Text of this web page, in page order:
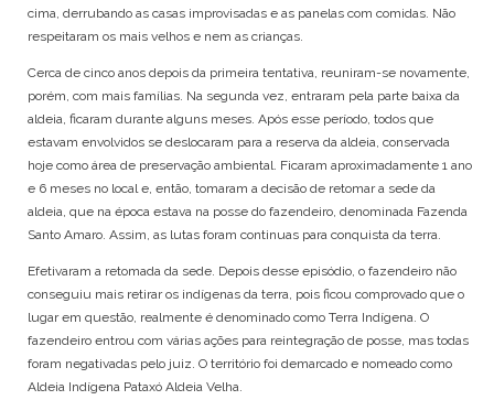
TIKUNA
TUPINAMBÁ
TUXÁ
WAPICHANA
WASSU COCAL
cima, derrubando as casas improvisadas e as panelas com comidas. Não
respeitaram os mais velhos e nem as crianças.
Cerca de cinco anos depois da primeira tentativa, reuniram-se novamente,
porém, com mais famílias. Na segunda vez, entraram pela parte baixa da
aldeia, ficaram durante alguns meses. Após esse período, todos que
estavam envolvidos se deslocaram para a reserva da aldeia, conservada
hoje como área de preservação ambiental. Ficaram aproximadamente 1 ano
e 6 meses no local e, então, tomaram a decisão de retomar a sede da
aldeia, que na época estava na posse do fazendeiro, denominada Fazenda
Santo Amaro. Assim, as lutas foram continuas para conquista da terra.
Efetivaram a retomada da sede. Depois desse episódio, o fazendeiro não
conseguiu mais retirar os indígenas da terra, pois ficou comprovado que o
lugar em questão, realmente é denominado como Terra Indígena. O
fazendeiro entrou com várias ações para reintegração de posse, mas todas
foram negativadas pelo juiz. O território foi demarcado e nomeado como
Aldeia Indígena Pataxó Aldeia Velha.